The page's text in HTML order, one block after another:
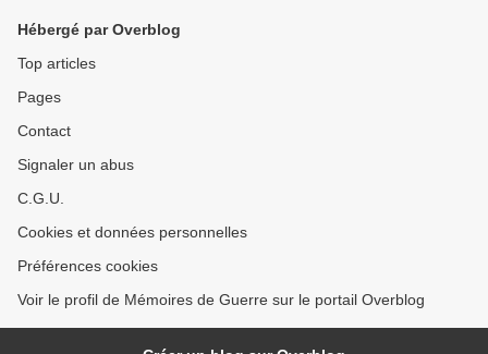
Hébergé par Overblog
Top articles
Pages
Contact
Signaler un abus
C.G.U.
Cookies et données personnelles
Préférences cookies
Voir le profil de Mémoires de Guerre sur le portail Overblog